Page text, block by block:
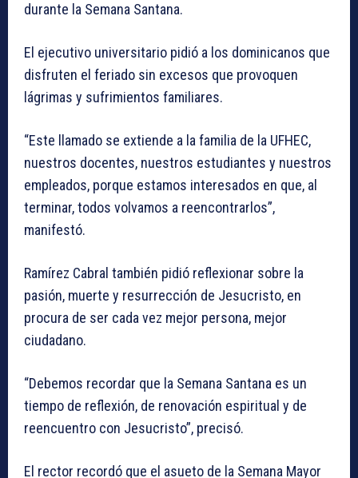
durante la Semana Santana.
El ejecutivo universitario pidió a los dominicanos que
disfruten el feriado sin excesos que provoquen
lágrimas y sufrimientos familiares.
“Este llamado se extiende a la familia de la UFHEC,
nuestros docentes, nuestros estudiantes y nuestros
empleados, porque estamos interesados en que, al
terminar, todos volvamos a reencontrarlos”,
manifestó.
Ramírez Cabral también pidió reflexionar sobre la
pasión, muerte y resurrección de Jesucristo, en
procura de ser cada vez mejor persona, mejor
ciudadano.
“Debemos recordar que la Semana Santana es un
tiempo de reflexión, de renovación espiritual y de
reencuentro con Jesucristo”, precisó.
El rector recordó que el asueto de la Semana Mayor